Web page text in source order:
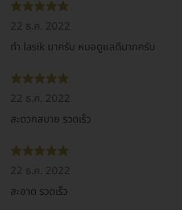
22 ธ.ค. 2022
ทำ lasik มาครับ หมอดูแลดีมากครับ
22 ธ.ค. 2022
สะดวกสบาย รวดเร็ว
22 ธ.ค. 2022
สะอาด รวดเร็ว